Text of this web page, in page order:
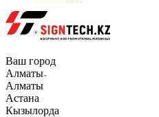
Ваш город
Алматы
Алматы
Астана
Кызылорда